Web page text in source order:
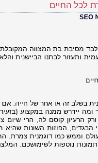
לכל החיים
SEO
בת 12 החלטנו שמלבד מסיבת בת
ותעזור לבתנו הביישנית
בשלב זה או אחר של חייה.
ומה יידרש ממנה במקצוע
הרעיון קוסם לה, הרי שיום
הבגדים, הפוזות השונות
וממש כמו דוגמנית צמרת.
שבחרתם ובנוסף דיסק עם כ-150 תמונות